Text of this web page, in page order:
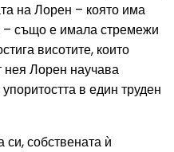
на Лорен – която има
– също е имала стремежи
висотите, които
Лорен научава
в един труден
собствената ѝ